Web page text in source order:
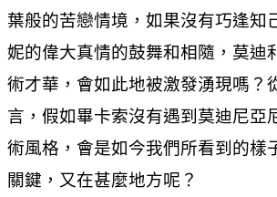
葉般的苦戀情境，如果沒有巧逢知
妮的偉大真情的鼓舞和相隨，莫迪
術才華，會如此地被激發湧現嗎？
言，假如畢卡索沒有遇到莫迪尼亞
術風格，會是如今我們所看到的樣
關鍵，又在甚麼地方呢？